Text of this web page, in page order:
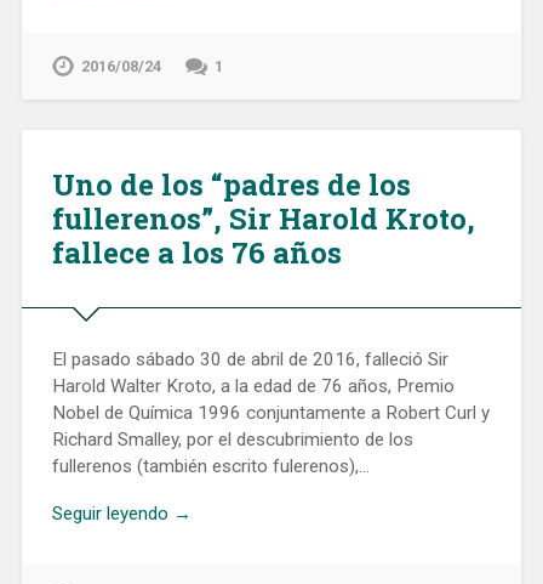
2016/08/24 1
Uno de los “padres de los
fullerenos”, Sir Harold Kroto,
fallece a los 76 años
El pasado sábado 30 de abril de 2016, falleció Sir
Harold Walter Kroto, a la edad de 76 años, Premio
Nobel de Química 1996 conjuntamente a Robert Curl y
Richard Smalley, por el descubrimiento de los
fullerenos (también escrito fulerenos),…
Seguir leyendo →